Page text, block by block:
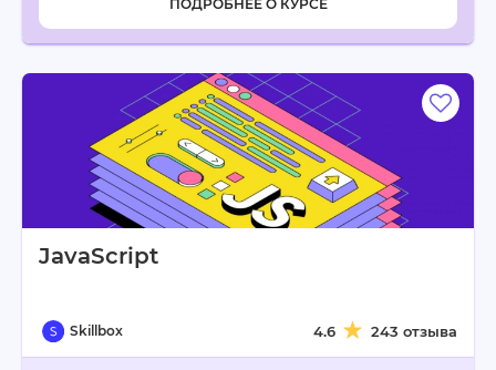
ПОДРОБНЕЕ О КУРСЕ
JavaScript
Skillbox 4.6 243 отзыва